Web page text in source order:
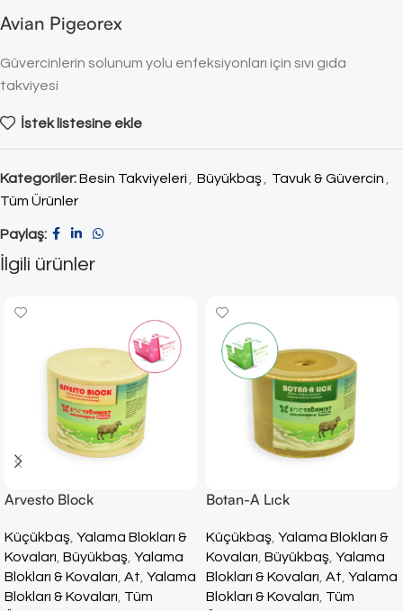
Avian Pigeorex
Güvercinlerin solunum yolu enfeksiyonları için sıvı gıda
takviyesi
İstek listesine ekle
Kategoriler:Besin Takviyeleri Büyükbaş Tavuk & Güvercin
Tüm Ürünler
Paylaş:
İlgili ürünler
Arvesto Block
Küçükbaş Yalama Blokları &
Kovaları Büyükbaş Yalama
Blokları & Kovaları At Yalama
Blokları & Kovaları Tüm
Botan-A Lıck
Küçükbaş Yalama Blokları &
Kovaları Büyükbaş Yalama
Blokları & Kovaları At Yalama
Blokları & Kovaları Tüm